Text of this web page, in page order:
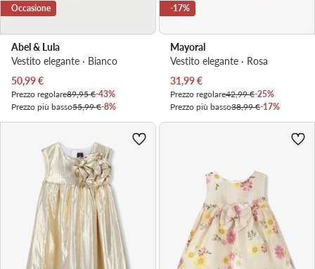
Occasione
Abel & Lula
Vestito elegante · Bianco
Prezzo attuale
50,99€
Prezzo regolare89,95 €-43%
Prezzo più basso55,99 €-8%
-17%
Mayoral
Vestito elegante · Rosa
Prezzo attuale
31,99€
Prezzo regolare42,99 €-25%
Prezzo più basso38,99 €-17%